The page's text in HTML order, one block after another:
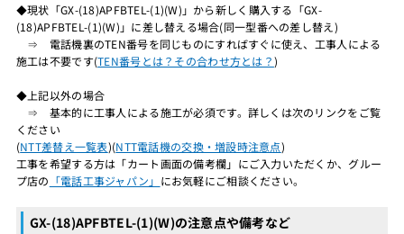
◆現状「GX-(18)APFBTEL-(1)(W)」から新しく購入する「GX-
(18)APFBTEL-(1)(W)」に差し替える場合(同一型番への差し替え)
⇒ 電話機裏のTEN番号を同じものにすればすぐに使え、工事人による
施工は不要です(TEN番号とは？その合わせ方とは？)
◆上記以外の場合
⇒ 基本的に工事人による施工が必須です。詳しくは次のリンクをご覧
ください
(NTT差替え一覧表)(NTT電話機の交換・増設時注意点)
工事を希望する方は「カート画面の備考欄」にご入力いただくか、グルー
プ店の 「電話工事ジャパン」 にお気軽にご相談ください。
GX-(18)APFBTEL-(1)(W)の注意点や備考など